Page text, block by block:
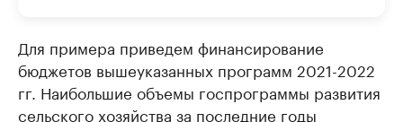
Для примера приведем финансирование
бюджетов вышеуказанных программ 2021-2022
гг. Наибольшие объемы госпрограммы развития
сельского хозяйства за последние годы